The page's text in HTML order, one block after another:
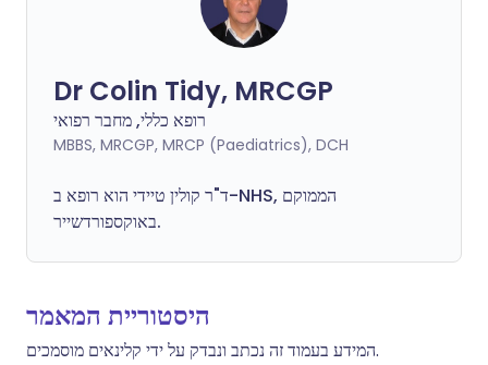
Dr Colin Tidy, MRCGP
רופא כללי, מחבר רפואי
MBBS, MRCGP, MRCP (Paediatrics), DCH
ד"ר קולין טיידי הוא רופא ב-NHS, הממוקם
באוקספורדשייר.
היסטוריית המאמר
המידע בעמוד זה נכתב ונבדק על ידי קלינאים מוסמכים.